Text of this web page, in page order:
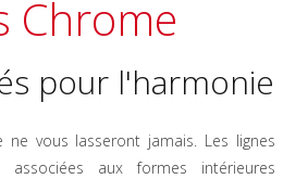
Chrome
pour l'harmonie
ne vous lasseront jamais. Les lignes
aux formes intérieures